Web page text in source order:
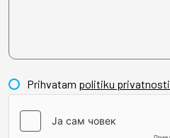
Prihvatam politiku privatnosti